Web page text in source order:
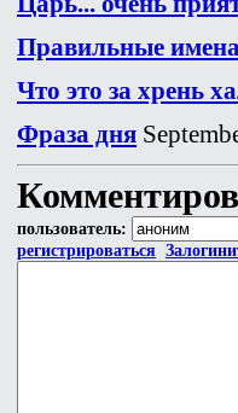
Правильные
Что это за хрень
Фраза дня
пользователь:
регистрироваться